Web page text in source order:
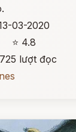
03-2020
⭐ 4.8
lượt đọc